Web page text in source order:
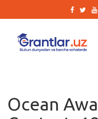
Ishlar
Ocean